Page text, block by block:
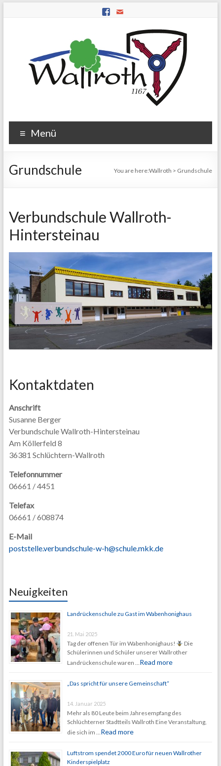
Menü
Grundschule You are here:Wallroth > Grundschule
Verbundschule Wallroth-
Hintersteinau
Kontaktdaten
Anschrift
Susanne Berger
Verbundschule Wallroth-Hintersteinau
Am Köllerfeld 8
36381 Schlüchtern-Wallroth
Telefonnummer
06661 / 4451
Telefax
06661 / 608874
E-Mail
poststelle.verbundschule-w-h@schule.mkk.de
Neuigkeiten
Landrückenschule zu Gast im Wabenhonighaus
21. Mai 2025
Tag der offenen Tür im Wabenhonighaus!
Die
Schülerinnen und Schüler unserer Wallrother
Landrückenschule waren …Read more
„Das spricht für unsere Gemeinschaft“
14. Januar 2025
Mehr als 80 Leute beim Jahresempfang des
Schlüchterner Stadtteils Wallroth Eine Veranstaltung,
die sich im …Read more
Luftstrom spendet 2000 Euro für neuen Wallrother
Kinderspielplatz